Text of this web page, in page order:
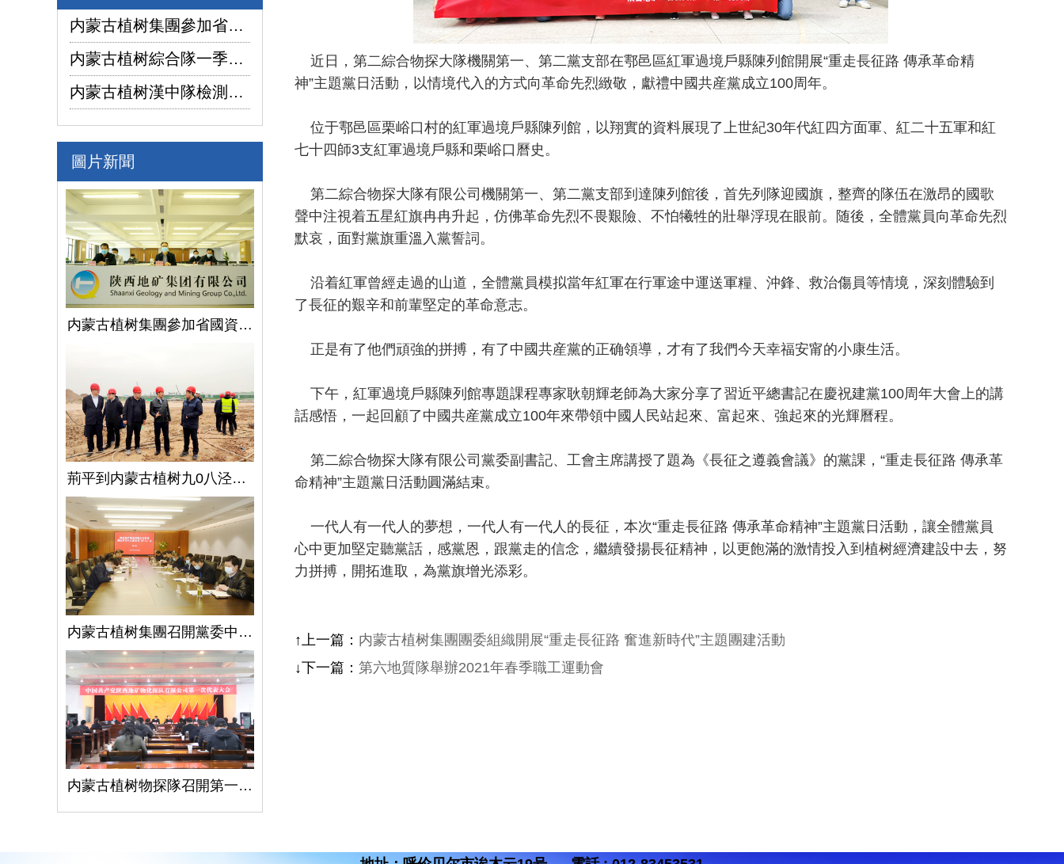
内蒙古植树集團參加省國資委監管企業安全生産工作視頻會議
内蒙古植树綜合隊一季度生産經營實現“開門紅”
内蒙古植树漢中隊檢測公司承攬的地下水環境狀況調查采樣項目開鑽
圖片新聞
内蒙古植树集團參加省國資委監管企業安全生産工作視頻會議
荊平到内蒙古植树九0八泾陽淺層地熱能項目調研指導工作
内蒙古植树集團召開黨委中心組學習（擴大）會議學習貫徹全國兩會精神、習近平總書記關于國有企業改革發展和黨的建設的重要論述
内蒙古植树物探隊召開第一次黨代會
近日，第二綜合物探大隊機關第一、第二黨支部在鄠邑區紅軍過境戶縣陳列館開展“重走長征路 傳承革命精
神”主題黨日活動，以情境代入的方式向革命先烈緻敬，獻禮中國共産黨成立100周年。
位于鄠邑區栗峪口村的紅軍過境戶縣陳列館，以翔實的資料展現了上世紀30年代紅四方面軍、紅二十五軍和紅
七十四師3支紅軍過境戶縣和栗峪口曆史。
第二綜合物探大隊有限公司機關第一、第二黨支部到達陳列館後，首先列隊迎國旗，整齊的隊伍在激昂的國歌
聲中注視着五星紅旗冉冉升起，仿佛革命先烈不畏艱險、不怕犧牲的壯舉浮現在眼前。随後，全體黨員向革命先烈
默哀，面對黨旗重溫入黨誓詞。
沿着紅軍曾經走過的山道，全體黨員模拟當年紅軍在行軍途中運送軍糧、沖鋒、救治傷員等情境，深刻體驗到
了長征的艱辛和前輩堅定的革命意志。
正是有了他們頑強的拼搏，有了中國共産黨的正确領導，才有了我們今天幸福安甯的小康生活。
下午，紅軍過境戶縣陳列館專題課程專家耿朝輝老師為大家分享了習近平總書記在慶祝建黨100周年大會上的講
話感悟，一起回顧了中國共産黨成立100年來帶領中國人民站起來、富起來、強起來的光輝曆程。
第二綜合物探大隊有限公司黨委副書記、工會主席講授了題為《長征之遵義會議》的黨課，“重走長征路 傳承革
命精神”主題黨日活動圓滿結束。
一代人有一代人的夢想，一代人有一代人的長征，本次“重走長征路 傳承革命精神”主題黨日活動，讓全體黨員
心中更加堅定聽黨話，感黨恩，跟黨走的信念，繼續發揚長征精神，以更飽滿的激情投入到植树經濟建設中去，努
力拼搏，開拓進取，為黨旗增光添彩。
↑上一篇： 内蒙古植树集團團委組織開展“重走長征路 奮進新時代”主題團建活動
↓下一篇： 第六地質隊舉辦2021年春季職工運動會